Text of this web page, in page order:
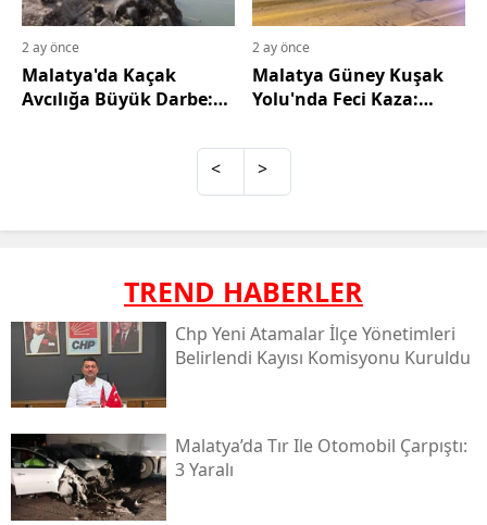
2 ay önce
Malatya'da Kaçak
Avcılığa Büyük Darbe:
Geçirilerek İmha Edildi
2 ay önce
Malatya Güney Kuşak
Yolu'nda Feci Kaza:
Direğe Çarptı, 1 Yaralı
<
>
TREND HABERLER
Chp Yeni Atamalar İlçe Yönetimleri
Belirlendi Kayısı Komisyonu Kuruldu
Malatya’da Tır Ile Otomobil Çarpıştı:
3 Yaralı